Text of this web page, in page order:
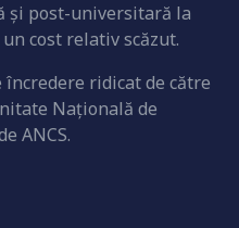
şi post-universitară la
cost relativ scăzut.
încredere ridicat de către
Naţională de
ANCS.